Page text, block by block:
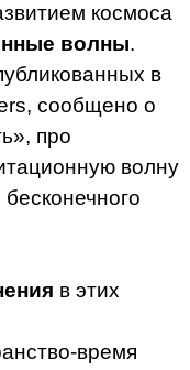
космоса
волны.
в
сообщено о
про
волну
в этих
время